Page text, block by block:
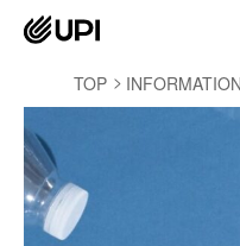
TOP INFORMATION